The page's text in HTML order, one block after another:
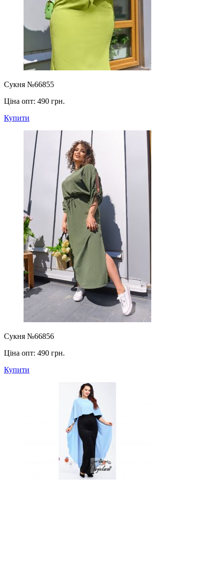
Сукня №66855
Ціна опт: 490 грн.
Купити
Сукня №66856
Ціна опт: 490 грн.
Купити